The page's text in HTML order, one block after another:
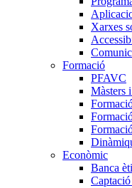
Xarxes
Formació
PFAVC
Màsters
Econòmic
Banca